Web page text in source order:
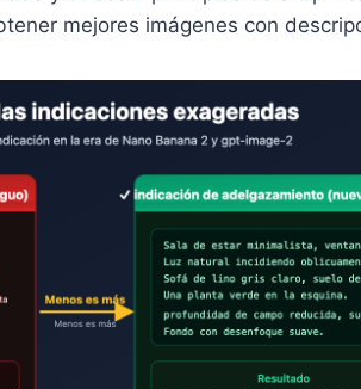
mejores imágenes con